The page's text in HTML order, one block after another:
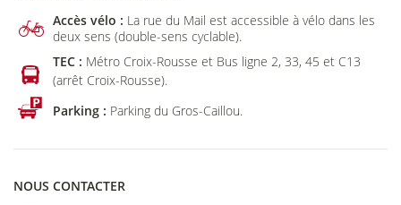
Accès vélo : La rue du Mail est accessible à vélo dans les
deux sens (double-sens cyclable).
TEC : Métro Croix-Rousse et Bus ligne 2, 33, 45 et C13
(arrêt Croix-Rousse).
Parking : Parking du Gros-Caillou.
NOUS CONTACTER